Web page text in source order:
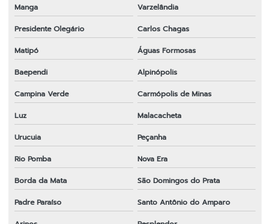
Manga
Varzelândia
Presidente Olegário
Carlos Chagas
Matipó
Águas Formosas
Baependi
Alpinópolis
Campina Verde
Carmópolis de Minas
Luz
Malacacheta
Urucuia
Peçanha
Rio Pomba
Nova Era
Borda da Mata
São Domingos do Prata
Padre Paraíso
Santo Antônio do Amparo